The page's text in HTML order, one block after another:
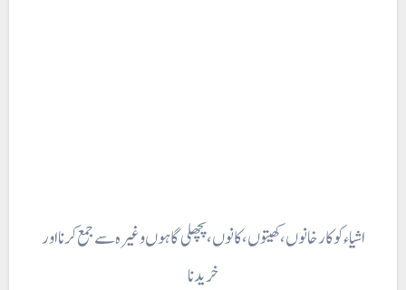
اشیاء کو کارخانوں، کھیتوں، کانوں، پچھلی گاہوں وغیرہ سے جمع کرنا اور
خریدنا